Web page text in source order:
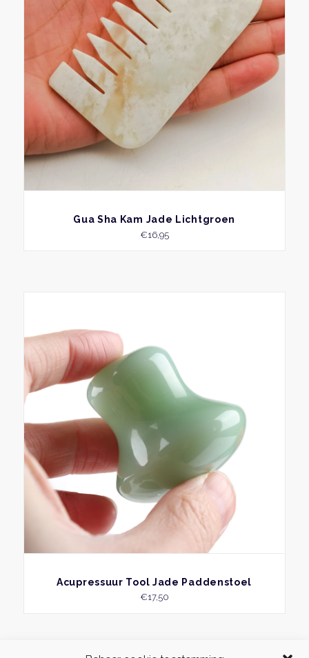
BEKIJK
Gua Sha Kam Jade Lichtgroen
€16,95
BEKIJK
Acupressuur Tool Jade Paddenstoel
€17,50